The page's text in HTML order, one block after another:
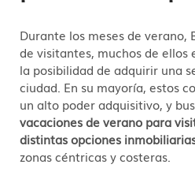
Durante los meses de verano,
de visitantes, muchos de ellos
la posibilidad de adquirir una
ciudad. En su mayoría, estos
un alto poder adquisitivo, y
vacaciones de verano para
distintas opciones
zonas céntricas y costeras.